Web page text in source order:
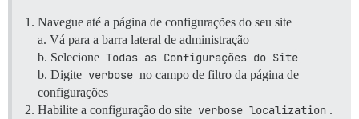
Navegue até a página de configurações do seu site
a. Vá para a barra lateral de administração
b. Selecione Todas as Configurações do Site
b. Digite verbose no campo de filtro da página de
configurações
Habilite a configuração do site verbose localization .